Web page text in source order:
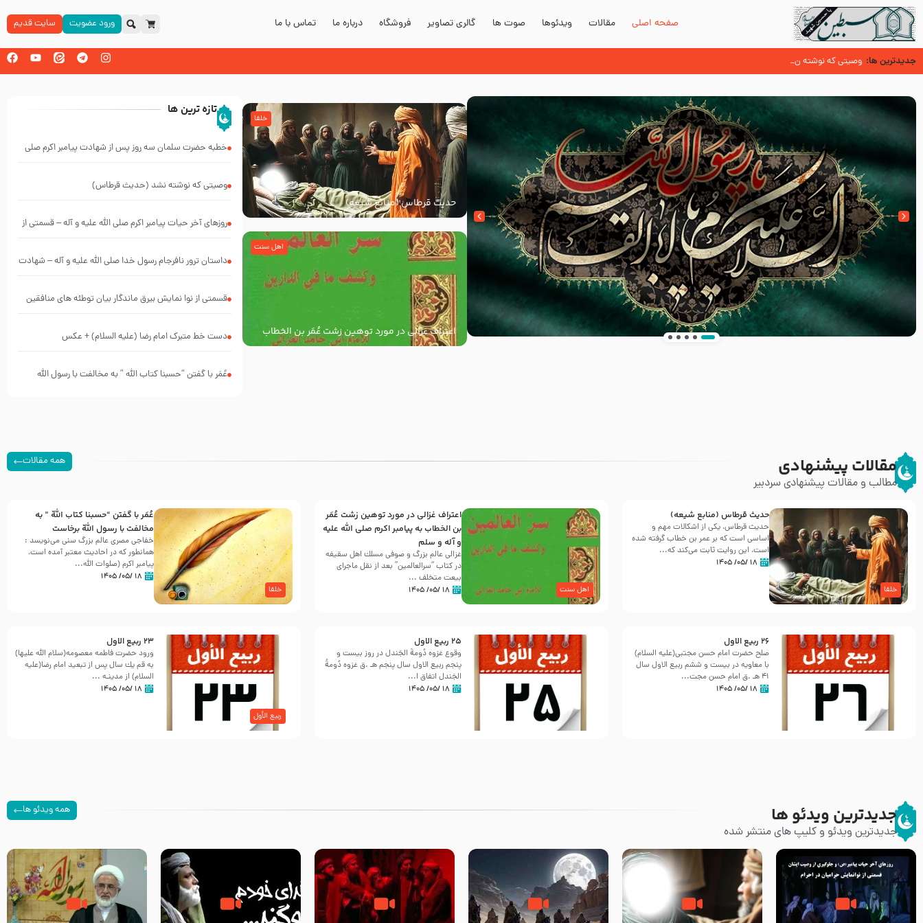
صفحه اصلی مقالات ویدئوها صوت ها گالری تصاویر فروشگاه درباره ما تماس با ما ورود عضویت سایت قدیم
جدیدترین ها: وصیتی که نوشته نشد (حدیث قرطاس)
حدیث قرطاس (منابع شیعه)
‌‌‌‌‌‌‌داستان ترور نافرجام رسول خدا صلی الله علیه و آله – شهادت پیامبر اکرم صلی الله علیه و آله
حدیث قرطاس (منابع شیعه)
خلفا
اعتراف غزالی در مورد توهین زشت عُمَر بن الخطاب
به پیامبر اکرم صلی الله علیه و آله و سلم
اهل سنت
تازه ترین ها
خطبه حضرت سلمان سه روز پس از شهادت پیامبر اکرم صلی
وصیتی که نوشته نشد (حدیث قرطاس)
روزهای آخر حیات پیامبر اکرم صلی الله علیه و آله – قسمتی از
‌‌‌‌‌‌‌داستان ترور نافرجام رسول خدا صلی الله علیه و آله – شهادت
قسمتی از نوا نمایش بیرق ماندگار بیان توطئه های منافقین
دست خط متبرک امام رضا (علیه السلام) + عکس
عُمَر با گفتن “حسبنا كتاب اللّه ” به مخالفت با رسول اللّه
مقالات پیشنهادی
مطالب و مقالات پیشنهادی سردبیر
همه مقالات
خلفا
حدیث قرطاس (منابع شیعه)
حدیث قرطاس، یکی از اشکالات مهم و
اساسی است که بر عمر بن خطاب گرفته شده
است، این روایت ثابت می‌کند که...
۱۸ /۰۵/ ۱۴۰۵
اهل سنت
اعتراف غزالی در مورد توهین زشت عُمَر
بن الخطاب به پیامبر اکرم صلی الله علیه
و آله و سلم
غزالی عالم بزرگ و صوفی مسلك اهل سقيفه
در کتاب “سرالعالمین” بعد از نقل ماجرای
بیعت متخلف ...
۱۸ /۰۵/ ۱۴۰۵ خلفا
عُمَر با گفتن “حسبنا كتاب اللّه ” به
مخالفت با رسول اللّه برخاست
خفاجی مصری عالم بزرگ سنی می‌نویسد :
همانطور که در احادیث معتبر آمده است،
پیامبر اکرم (صلوات اللّه...
۱۸ /۰۵/ ۱۴۰۵
26 ربيع الاول
صلح حضرت امام حسن مجتبی(علیه السلام)
با معاویه در بیست و ششم ربیع الاول سال
41 هـ .ق امام حسن مجت...
۱۸ /۰۵/ ۱۴۰۵
25 ربيع الاول
وقوع غزوه دُومةُ الجَندل در روز بیست و
پنجم ربیع الاول سال پنجم هـ .ق غزوه دُومةُ
الجَندل اتفاق ا...
۱۸ /۰۵/ ۱۴۰۵
ربیع الأول
23 ربيع الاول
ورود حضرت فاطمه معصومه(سلام الله علیها)
به قم یك سال پس از تبعید امام رضا(علیه
السلام) از مدینـه ...
۱۸ /۰۵/ ۱۴۰۵
جدیدترین ویدئو ها
جدیدترین ویدئو و کلیپ های منتشر شده
همه ویدئو ها